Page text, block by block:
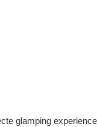
glamping